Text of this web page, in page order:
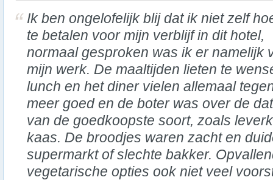
Ik ben ongelofelijk blij dat ik niet zelf
te betalen voor mijn verblijf in dit hotel,
normaal gesproken was ik er namelijk
mijn werk. De maaltijden lieten te
lunch en het diner vielen allemaal
meer goed en de boter was over de
van de goedkoopste soort, zoals
kaas. De broodjes waren zacht en
supermarkt of slechte bakker.
vegetarische opties ook niet veel